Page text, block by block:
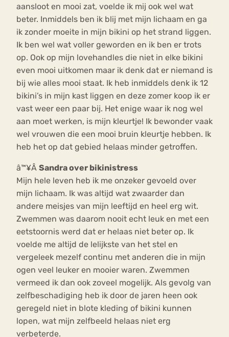
aansloot en mooi zat, voelde ik mij ook wel wat
beter. Inmiddels ben ik blij met mijn lichaam en ga
ik zonder moeite in mijn bikini op het strand liggen.
Ik ben wel wat voller geworden en ik ben er trots
op. Ook op mijn lovehandles die niet in elke bikini
even mooi uitkomen maar ik denk dat er niemand is
bij wie alles mooi staat. Ik heb inmiddels denk ik 12
bikini’s in mijn kast liggen en deze zomer koop ik er
vast weer een paar bij. Het enige waar ik nog wel
aan moet werken, is mijn kleurtje! Ik bewonder vaak
wel vrouwen die een mooi bruin kleurtje hebben. Ik
heb het op dat gebied helaas minder getroffen.
â™¥Â Sandra over bikinistress
Mijn hele leven heb ik me onzeker gevoeld over
mijn lichaam. Ik was altijd wat zwaarder dan
andere meisjes van mijn leeftijd en heel erg wit.
Zwemmen was daarom nooit echt leuk en met een
eetstoornis werd dat er helaas niet beter op. Ik
voelde me altijd de lelijkste van het stel en
vergeleek mezelf continu met anderen die in mijn
ogen veel leuker en mooier waren. Zwemmen
vermeed ik dan ook zoveel mogelijk. Als gevolg van
zelfbeschadiging heb ik door de jaren heen ook
geregeld niet in blote kleding of bikini kunnen
lopen, wat mijn zelfbeeld helaas niet erg
verbeterde.